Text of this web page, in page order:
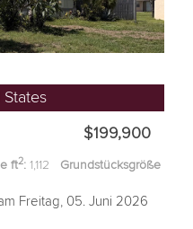
$199,900
ft2: 1,112 Grundstücksgröße
Freitag, 05. Juni 2026